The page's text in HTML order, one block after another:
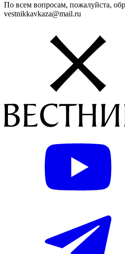
По всем вопросам, пожалуйста,
vestnikkavkaza@mail.ru